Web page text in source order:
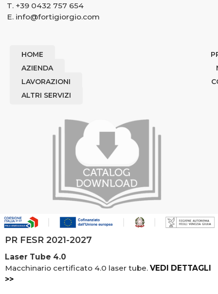
T. +39 0432 757 654
E. info@fortigiorgio.com
HOME
AZIENDA
LAVORAZIONI
ALTRI SERVIZI
PR FESR 2021-2027
Laser Tube 4.0
Macchinario certificato 4.0 laser tube. VEDI DETTAGLI
>>